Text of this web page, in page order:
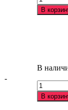
(К35050)
товара
Мойка
PVD
графит
В
-
В
товара
Мойка
В